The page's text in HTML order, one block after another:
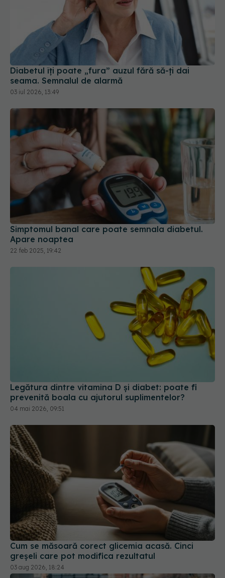
Diabetul îți poate „fura” auzul fără să-ți dai
seama. Semnalul de alarmă
03 iul 2026, 13:49
Simptomul banal care poate semnala diabetul.
Apare noaptea
22 feb 2025, 19:42
Legătura dintre vitamina D și diabet: poate fi
prevenită boala cu ajutorul suplimentelor?
04 mai 2026, 09:51
Cum se măsoară corect glicemia acasă. Cinci
greșeli care pot modifica rezultatul
03 aug 2026, 18:24